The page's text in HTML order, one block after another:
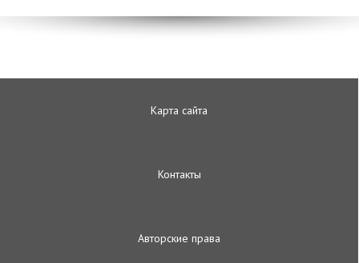
Карта сайта
Контакты
Авторские права